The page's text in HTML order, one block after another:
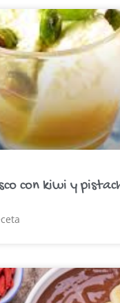
con kiwi y